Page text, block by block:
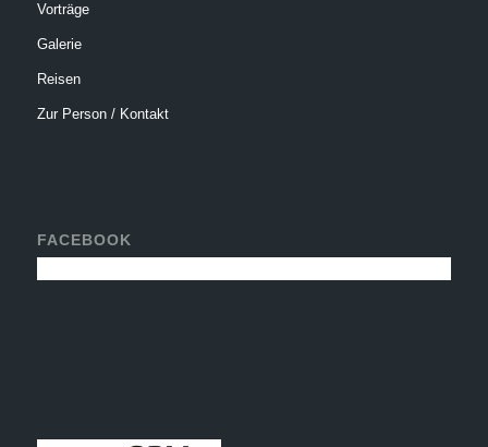
Vorträge
Galerie
Reisen
Zur Person / Kontakt
FACEBOOK